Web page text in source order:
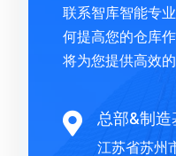
联系智库智能专
何提高您的仓库
将为您提供高效
 总部&制造
江苏省苏州